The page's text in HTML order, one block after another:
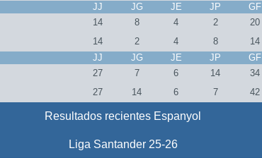
JJ JG JE JP GF
14 8 4 2 20
14 2 4 8 14
JJ JG JE JP GF
27 7 6 14 34
27 14 6 7 42
Resultados recientes Espanyol
Liga Santander 25-26